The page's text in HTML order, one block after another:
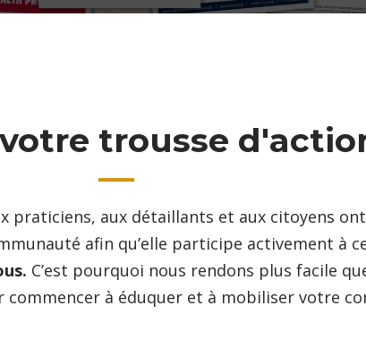
trousse
praticiens, aux détaillants et aux citoyens
afin qu’elle participe activement à
C’est pourquoi nous rendons plus facile
commencer à éduquer et à mobiliser votre